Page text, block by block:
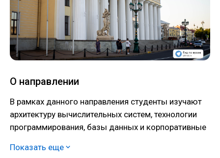
О направлении
В рамках данного направления студенты изучают
архитектуру вычислительных систем, технологии
программирования, базы данных и корпоративные
IT-компаниях различной направленности, в IT-
Показать еще